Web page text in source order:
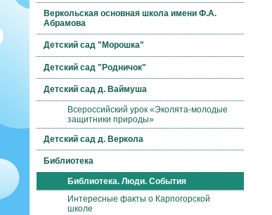
Веркольская основная школа имени Ф.А.
Абрамова
Детский сад "Морошка"
Детский сад "Родничок"
Детский сад д. Ваймуша
Всероссийский урок «Эколята-молодые
защитники природы»
Детский сад д. Веркола
Библиотека
Библиотека. Люди. События
Интересные факты о Карпогорской
школе